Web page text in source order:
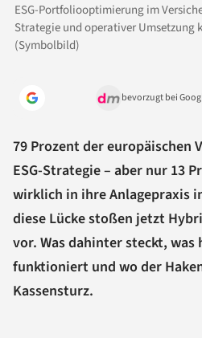
ESG-Portfoliooptimierung im
Strategie und operativer Umsetzung
(Symbolbild)
bevorzugt bei
79 Prozent der europäischen
ESG-Strategie – aber nur 13
wirklich in ihre Anlagepraxis
diese Lücke stoßen jetzt
vor. Was dahinter steckt,
funktioniert und wo der
Kassensturz.